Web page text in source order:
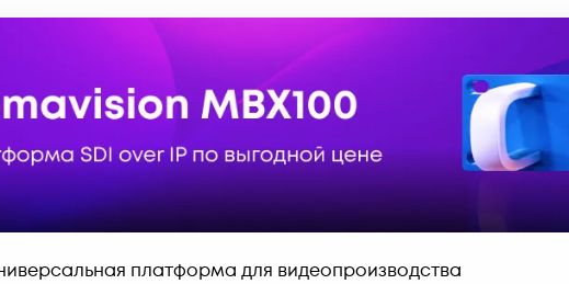
платформа для видеопроизводства